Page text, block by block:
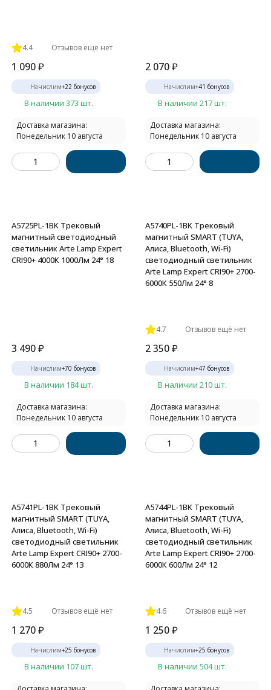
4.4 Отзывов ещё нет
1 090₽
Начислим+22 бонусов
В наличии 373 шт.
Доставка магазина:
Понедельник 10 августа
2 070₽
Начислим+41 бонусов
В наличии 217 шт.
Доставка магазина:
Понедельник 10 августа
A5725PL-1BK Трековый
магнитный светодиодный
светильник Arte Lamp Expert
CRI90+ 4000К 1000Лм 24° 18
3 490₽
Начислим+70 бонусов
В наличии 184 шт.
Доставка магазина:
Понедельник 10 августа
A5740PL-1BK Трековый
магнитный SMART (TUYA,
Алиса, Bluetooth, Wi-Fi)
светодиодный светильник
Arte Lamp Expert CRI90+ 2700-
6000К 550Лм 24° 8
4.7 Отзывов ещё нет
2 350₽
Начислим+47 бонусов
В наличии 210 шт.
Доставка магазина:
Понедельник 10 августа
A5741PL-1BK Трековый
магнитный SMART (TUYA,
Алиса, Bluetooth, Wi-Fi)
светодиодный светильник
Arte Lamp Expert CRI90+ 2700-
6000К 880Лм 24° 13
4.5 Отзывов ещё нет
1 270₽
Начислим+25 бонусов
В наличии 107 шт.
A5744PL-1BK Трековый
магнитный SMART (TUYA,
Алиса, Bluetooth, Wi-Fi)
светодиодный светильник
Arte Lamp Expert CRI90+ 2700-
6000К 600Лм 24° 12
4.6 Отзывов ещё нет
1 250₽
Начислим+25 бонусов
В наличии 504 шт.